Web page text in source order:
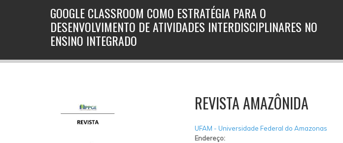
GOOGLE CLASSROOM COMO ESTRATÉGIA PARA O
DESENVOLVIMENTO DE ATIVIDADES INTERDISCIPLINARES NO
ENSINO INTEGRADO
REVISTA AMAZÔNIDA
UFAM - Universidade Federal do Amazonas
Endereço: